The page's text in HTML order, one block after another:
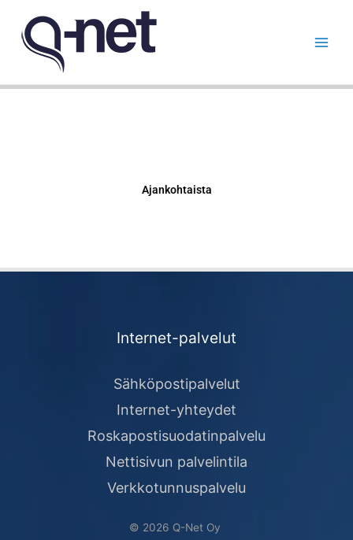
sisältöön
Ajankohtaista
Internet-palvelut
Sähköpostipalvelut
Internet-yhteydet
Roskapostisuodatinpalvelu
Nettisivun palvelintila
Verkkotunnuspalvelu
© 2026 Q-Net Oy